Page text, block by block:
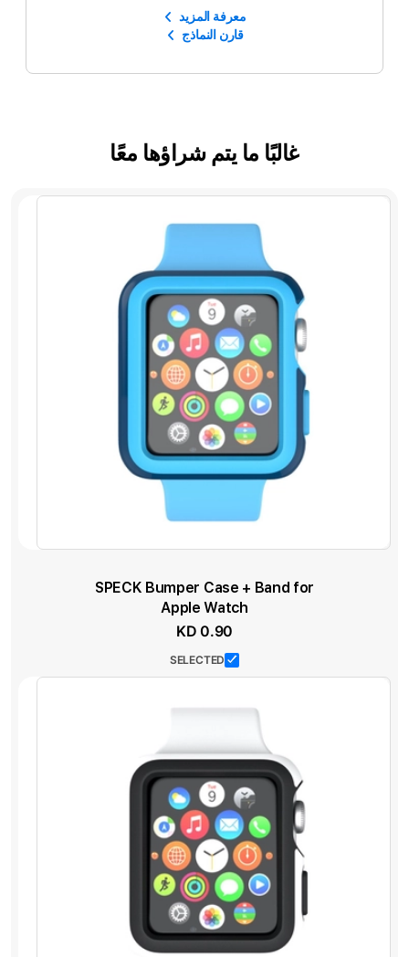
معرفة المزيد
قارن النماذج
غالبًا ما يتم شراؤها معًا
SELECTED
SPECK Bumper Case + Band for
Apple Watch
KD 0.90